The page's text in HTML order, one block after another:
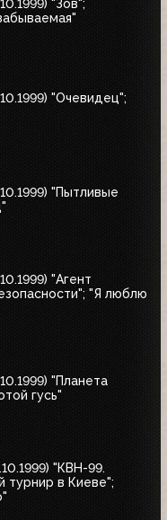
"Зов";
"Очевидец";
"Пытливые
"Агент
"Я люблю
"Планета
гусь"
"КВН-99.
в Киеве";